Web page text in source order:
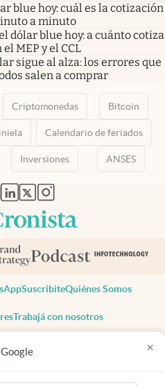
×
blue hoy: cuál es la cotización
a minuto
dólar blue hoy: a cuánto cotiza
MEP y el CCL
sigue al alza: los errores que
salen a comprar
Criptomonedas Bitcoin
Calendario de feriados
Inversiones ANSES
en nueva pestaña
abre en nueva pestaña
abre en nueva pestaña
abre en nueva pestaña
abre en nueva pestaña
SuscribiteQuiénes Somos
Trabajá con nosotros
reservados